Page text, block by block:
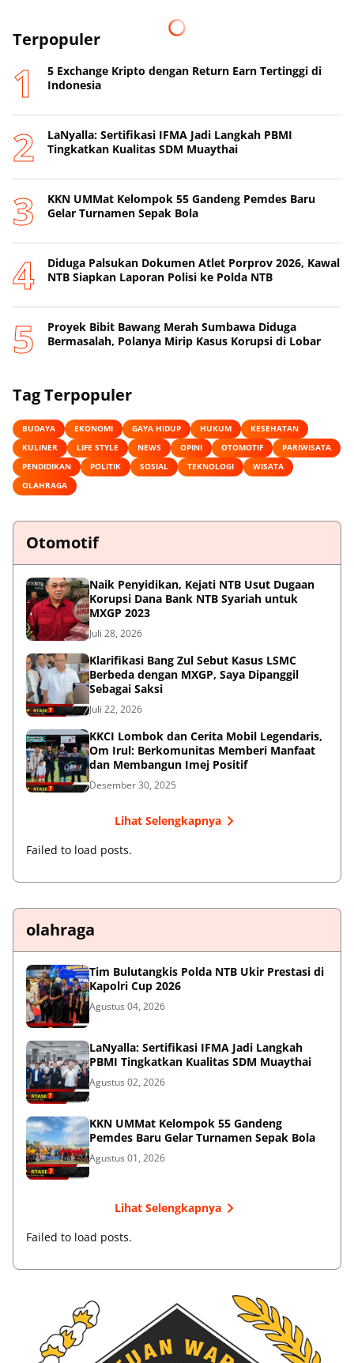
Terpopuler
5 Exchange Kripto dengan Return Earn Tertinggi di
Indonesia
LaNyalla: Sertifikasi IFMA Jadi Langkah PBMI
Tingkatkan Kualitas SDM Muaythai
KKN UMMat Kelompok 55 Gandeng Pemdes Baru
Gelar Turnamen Sepak Bola
Diduga Palsukan Dokumen Atlet Porprov 2026, Kawal
NTB Siapkan Laporan Polisi ke Polda NTB
Proyek Bibit Bawang Merah Sumbawa Diduga
Bermasalah, Polanya Mirip Kasus Korupsi di Lobar
Tag Terpopuler
BUDAYA EKONOMI GAYA HIDUP HUKUM
KESEHATAN
KULINER
LIFE STYLE NEWS OPINI OTOMOTIF
PARIWISATA
PENDIDIKAN
POLITIK SOSIAL TEKNOLOGI
WISATA
OLAHRAGA
Otomotif
Naik Penyidikan, Kejati NTB Usut Dugaan
Korupsi Dana Bank NTB Syariah untuk
MXGP 2023
Juli 28, 2026
Klarifikasi Bang Zul Sebut Kasus LSMC
Berbeda dengan MXGP, Saya Dipanggil
Sebagai Saksi
Juli 22, 2026
KKCI Lombok dan Cerita Mobil Legendaris,
Om Irul: Berkomunitas Memberi Manfaat
dan Membangun Imej Positif
Desember 30, 2025
Lihat Selengkapnya
Failed to load posts.
olahraga
Tim Bulutangkis Polda NTB Ukir Prestasi di
Kapolri Cup 2026
Agustus 04, 2026
LaNyalla: Sertifikasi IFMA Jadi Langkah
PBMI Tingkatkan Kualitas SDM Muaythai
Agustus 02, 2026
KKN UMMat Kelompok 55 Gandeng
Pemdes Baru Gelar Turnamen Sepak Bola
Agustus 01, 2026
Lihat Selengkapnya
Failed to load posts.